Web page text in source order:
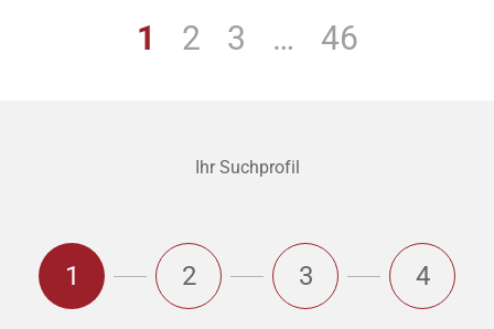
1 2 3 … 46
Ihr Suchprofil
1 2 3 4